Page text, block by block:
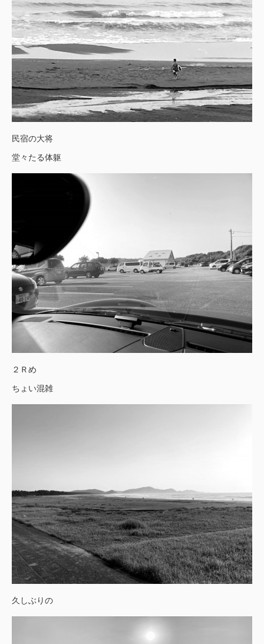
民宿の大将
堂々たる体躯
２Ｒめ
ちょい混雑
久しぶりの